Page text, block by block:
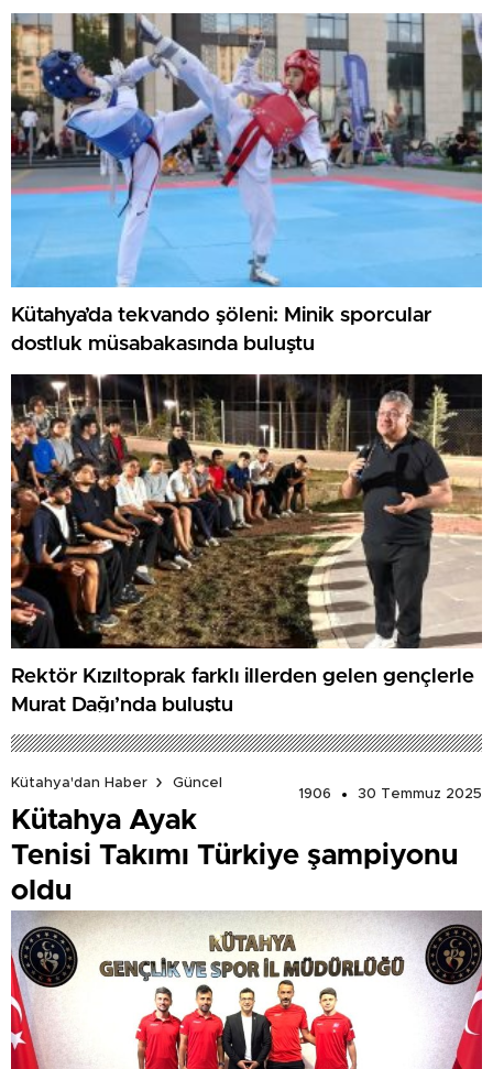
Kütahya’da tekvando şöleni: Minik sporcular
dostluk müsabakasında buluştu
Rektör Kızıltoprak farklı illerden gelen gençlerle
Murat Dağı’nda buluştu
Kütahya'dan Haber
Güncel
1906
30 Temmuz 2025
Kütahya Ayak
Tenisi Takımı Türkiye şampiyonu
oldu